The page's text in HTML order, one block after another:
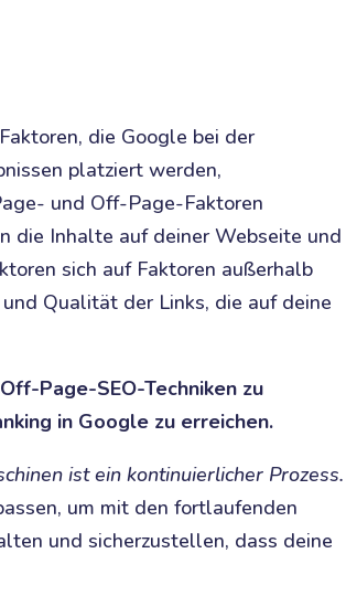
die Google bei der
platziert werden,
und Off-Page-Faktoren
die Inhalte auf deiner Webseite und
sich auf Faktoren außerhalb
Qualität der Links, die auf deine
Page-SEO-Techniken zu
in Google zu erreichen.
ist ein kontinuierlicher Prozess.
um mit den fortlaufenden
und sicherzustellen, dass deine